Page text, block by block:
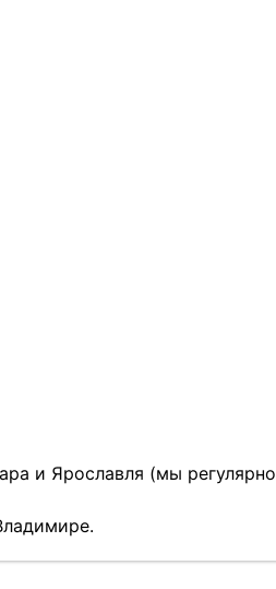
и Ярославля (мы регулярно